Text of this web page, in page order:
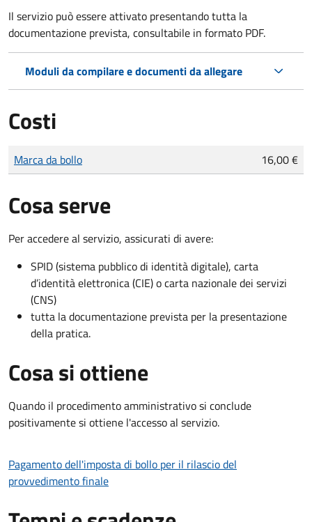
Il servizio può essere attivato presentando tutta la
documentazione prevista, consultabile in formato PDF.
Moduli da compilare e documenti da allegare
Costi
Tipo di pagamento
Importo
Marca da bollo 16,00 €
Cosa serve
Per accedere al servizio, assicurati di avere:
SPID (sistema pubblico di identità digitale), carta
d’identità elettronica (CIE) o carta nazionale dei servizi
(CNS)
tutta la documentazione prevista per la presentazione
della pratica.
Cosa si ottiene
Quando il procedimento amministrativo si conclude
positivamente si ottiene l'accesso al servizio.
Pagamento dell'imposta di bollo per il rilascio del
provvedimento finale